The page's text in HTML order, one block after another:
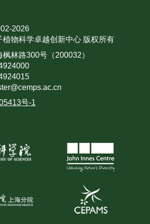
2026
植物科学卓越创新中心 版权所有
林路300号（200032）
号-1